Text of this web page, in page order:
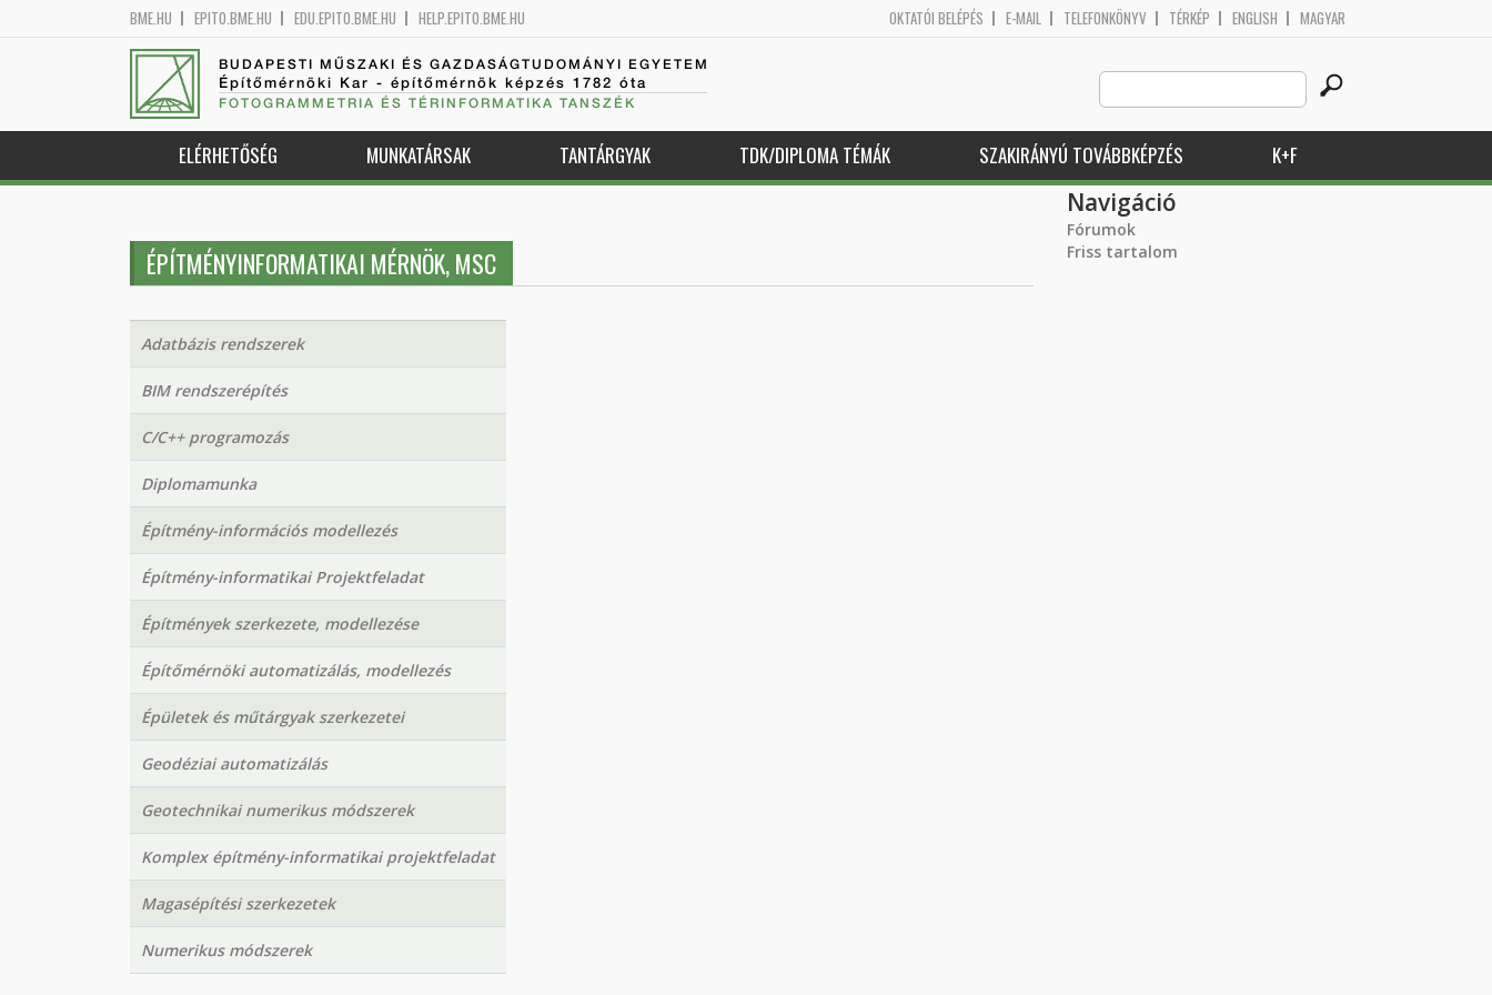
BME.HU EPITO.BME.HU EDU.EPITO.BME.HU HELP.EPITO.BME.HU OKTATÓI BELÉPÉS E-MAIL TELEFONKÖNYV TÉRKÉP ENGLISH MAGYAR
BUDAPESTI MŰSZAKI ÉS GAZDASÁGTUDOMÁNYI EGYETEM
Építőmérnöki Kar - építőmérnök képzés 1782 óta
FOTOGRAMMETRIA ÉS TÉRINFORMATIKA TANSZÉK
Search
this
site
ELÉRHETŐSÉG MUNKATÁRSAK TANTÁRGYAK TDK/DIPLOMA TÉMÁK SZAKIRÁNYÚ TOVÁBBKÉPZÉS K+F
ÉPÍTMÉNYINFORMATIKAI MÉRNÖK, MSC
Adatbázis rendszerek
BIM rendszerépítés
C/C++ programozás
Diplomamunka
Építmény-információs modellezés
Építmény-informatikai Projektfeladat
Építmények szerkezete, modellezése
Építőmérnöki automatizálás, modellezés
Épületek és műtárgyak szerkezetei
Geodéziai automatizálás
Geotechnikai numerikus módszerek
Komplex építmény-informatikai projektfeladat
Magasépítési szerkezetek
Numerikus módszerek
Navigáció
Fórumok
Friss tartalom